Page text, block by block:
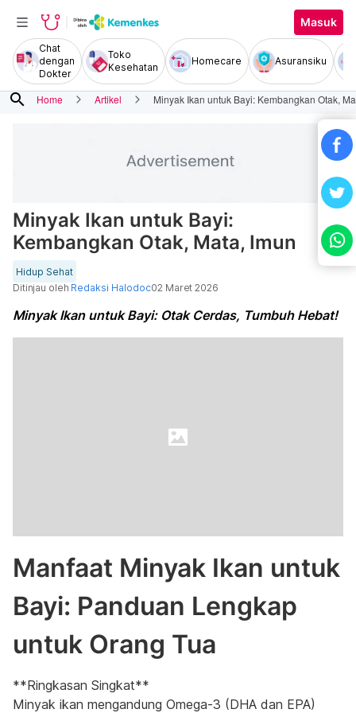
Masuk
Chat
dengan
Dokter
Toko
Kesehatan
Homecare Asuransiku
search Home Artikel Minyak Ikan untuk Bayi: Kembangkan Otak,
Minyak Ikan untuk Bayi:
Kembangkan Otak, Mata, Imun
Hidup Sehat
Ditinjau oleh Redaksi Halodoc02 Maret 2026
Minyak Ikan untuk Bayi: Otak Cerdas, Tumbuh Hebat!
Manfaat Minyak Ikan untuk
Bayi: Panduan Lengkap
untuk Orang Tua
**Ringkasan Singkat**
Minyak ikan mengandung Omega-3 (DHA dan EPA)